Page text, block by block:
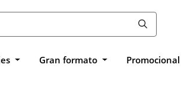
Gran formato Promocional